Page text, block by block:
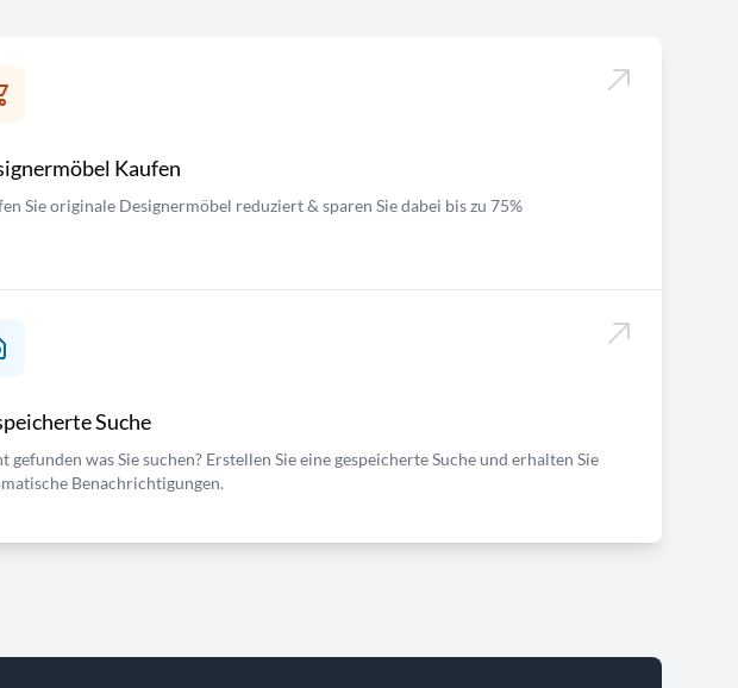
Kaufen
Sie originale Designermöbel reduziert & sparen Sie dabei bis zu 75%
Suche
gefunden was Sie suchen? Erstellen Sie eine gespeicherte Suche und erhalten Sie
Benachrichtigungen.